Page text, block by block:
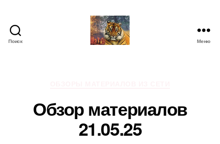
Поиск Меню
Обзор материалов
21.05.25